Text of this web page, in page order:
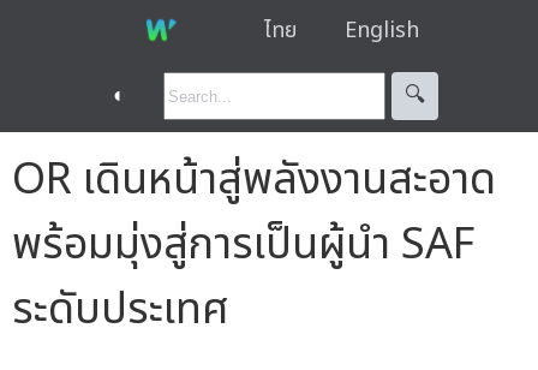
ไทย English
◐ 🔍︎
OR เดินหน้าสู่พลังงานสะอาด
พร้อมมุ่งสู่การเป็นผู้นำ SAF
ระดับประเทศ